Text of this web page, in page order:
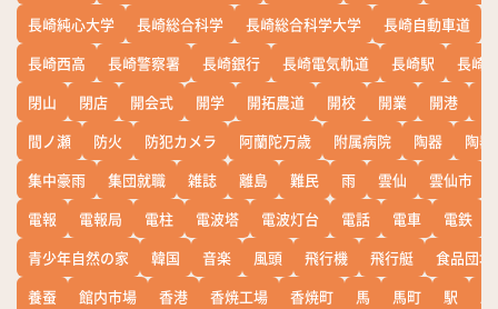
長崎純心大学
長崎総合科学 長崎総合科学大学 長崎自動車道
長崎西高
長崎警察署 長崎銀行 長崎電気軌道 長崎駅
長崎
閉山
閉店 開会式 開学 開拓農道 開校 開業 開港
間ノ瀬
防火 防犯カメラ 阿蘭陀万歳 附属病院 陶器
陶器
集中豪雨
集団就職 雑誌 離島 難民 雨 雲仙 雲仙市
電報
電報局 電柱 電波塔 電波灯台 電話 電車 電鉄
青少年自然の家
韓国 音楽 風頭 飛行機 飛行艇
食品団地
養蚕
館内市場 香港 香焼工場 香焼町 馬 馬町 駅